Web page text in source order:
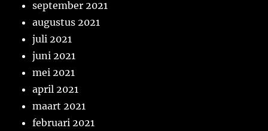
september 2021
augustus 2021
juli 2021
juni 2021
mei 2021
april 2021
maart 2021
februari 2021